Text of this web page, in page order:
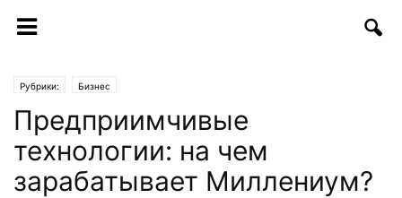
Рубрики: Бизнес
Предприимчивые
технологии: на чем
зарабатывает Миллениум?